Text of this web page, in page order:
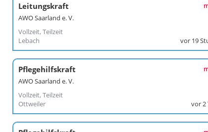
Leitungskraft
AWO Saarland e. V.
Vollzeit, Teilzeit
Lebach
vor 19
Pflegehilfskraft
AWO Saarland e. V.
Vollzeit, Teilzeit
Ottweiler
vor 2